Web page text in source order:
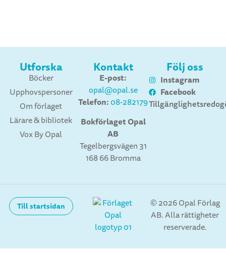
Utforska
Böcker
Upphovspersoner
Om förlaget
Lärare & bibliotek
Vox By Opal
Kontakt
E-post:
opal@opal.se
Telefon:08-282179
Bokförlaget Opal
AB
Tegelbergsvägen 31
168 66 Bromma
Följ oss
Instagram
Facebook
Till startsidan
© 2026 Opal Förlag
AB. Alla rättigheter
reserverade.